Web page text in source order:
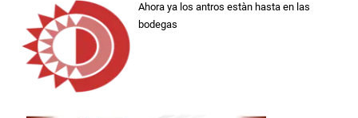
Ahora ya los antros estàn hasta en las
bodegas